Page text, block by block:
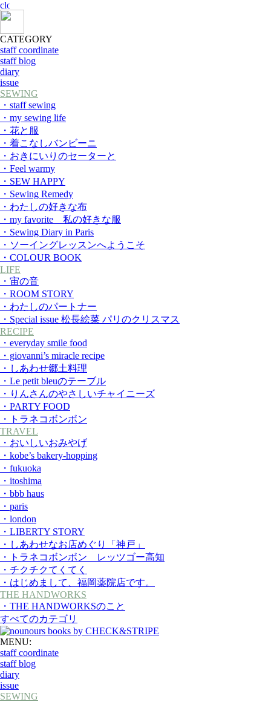
CATEGORY
staff coordinate
staff blog
diary
issue
SEWING
・staff sewing
・my sewing life
・花と服
・着こなしバンビーニ
・おきにいりのセーターと
・Feel warmy
・SEW HAPPY
・Sewing Remedy
・わたしの好きな布
・my favorite 私の好きな服
・Sewing Diary in Paris
・ソーイングレッスンへようこそ
・COLOUR BOOK
LIFE
・宙の音
・ROOM STORY
・わたしのパートナー
・Special issue 松長絵菜 パリのクリスマス
RECIPE
・everyday smile food
・giovanni’s miracle recipe
・しあわせ郷土料理
・Le petit bleuのテーブル
・りんさんのやさしいチャイニーズ
・PARTY FOOD
・トラネコボンボン
TRAVEL
・おいしいおみやげ
・kobe’s bakery-hopping
・fukuoka
・itoshima
・bbb haus
・paris
・london
・LIBERTY STORY
・しあわせなお店めぐり「神戸」
・トラネコボンボン レッツゴー高知
・チクチクてくてく
・はじめまして、福岡薬院店です。
THE HANDWORKS
・THE HANDWORKSのこと
すべてのカテゴリ
MENU:
staff coordinate
staff blog
diary
issue
SEWING